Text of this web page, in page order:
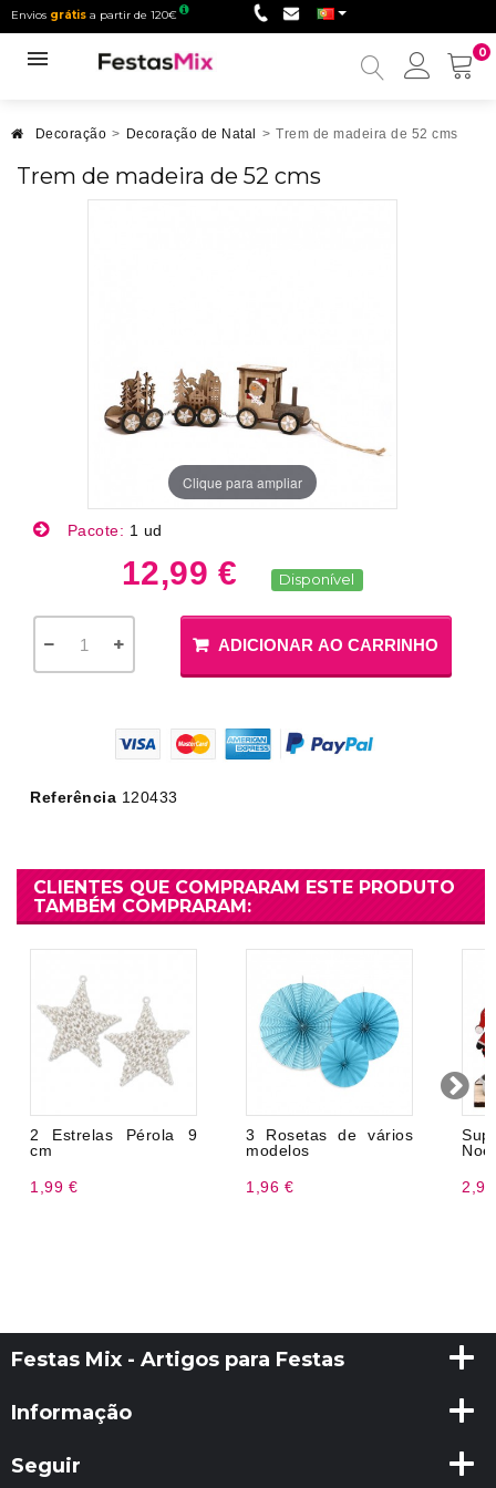
Envios grátis a partir de 120€
0
Minha
Decoração > Decoração de Natal > Trem de madeira de 52 cms
Trem de madeira de 52 cms
Clique para ampliar
Pacote: 1 ud
12,99 € Disponível
ADICIONAR AO CARRINHO
Referência 120433
CLIENTES QUE COMPRARAM ESTE PRODUTO
TAMBÉM COMPRARAM:
2 Estrelas Pérola 9
cm
1,99 €
3 Rosetas de vários
modelos
1,96 €
Festas Mix - Artigos para Festas
Informação
Seguir